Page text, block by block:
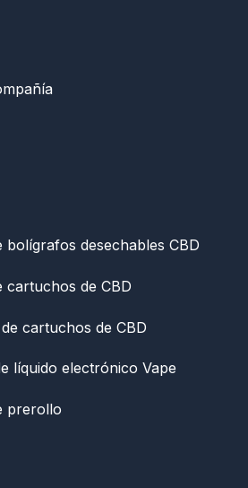
bolígrafos desechables CBD
cartuchos de CBD
cartuchos de CBD
líquido electrónico Vape
prerollo